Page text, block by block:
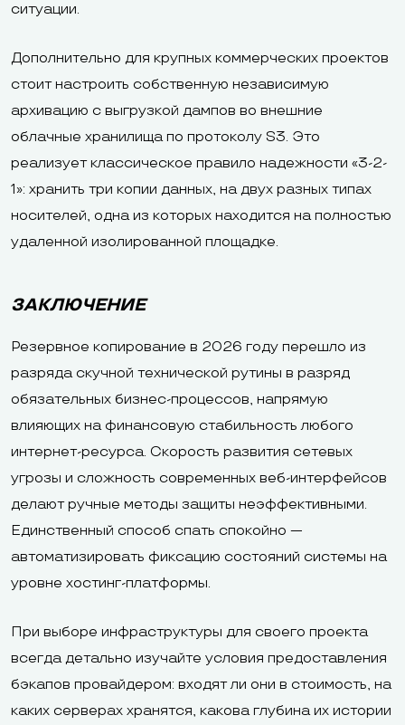
ситуации.
Дополнительно для крупных коммерческих проектов
стоит настроить собственную независимую
архивацию с выгрузкой дампов во внешние
облачные хранилища по протоколу S3. Это
реализует классическое правило надежности «3-2-
1»: хранить три копии данных, на двух разных типах
носителей, одна из которых находится на полностью
удаленной изолированной площадке.
ЗАКЛЮЧЕНИЕ
Резервное копирование в 2026 году перешло из
разряда скучной технической рутины в разряд
обязательных бизнес-процессов, напрямую
влияющих на финансовую стабильность любого
интернет-ресурса. Скорость развития сетевых
угрозы и сложность современных веб-интерфейсов
делают ручные методы защиты неэффективными.
Единственный способ спать спокойно —
автоматизировать фиксацию состояний системы на
уровне хостинг-платформы.
При выборе инфраструктуры для своего проекта
всегда детально изучайте условия предоставления
бэкапов провайдером: входят ли они в стоимость, на
каких серверах хранятся, какова глубина их истории